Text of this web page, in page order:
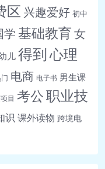
区 兴趣爱好 初中
学 基础教育女
儿 得到心理
电商 电子书 男生课
目 考公职业技
识 课外读物 跨境电